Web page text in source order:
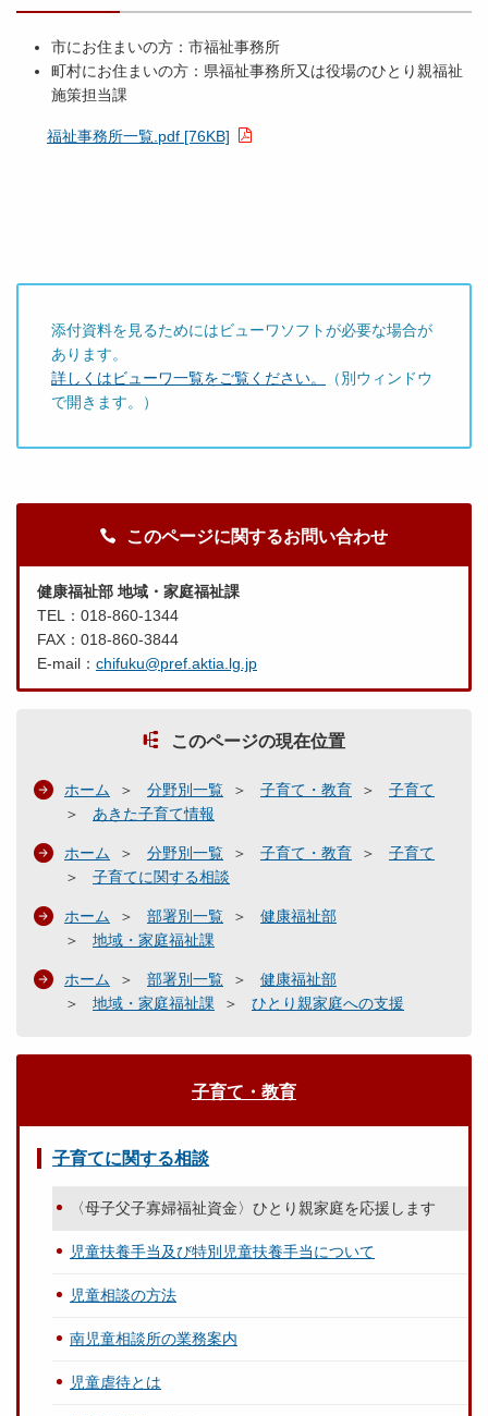
市にお住まいの方：市福祉事務所
町村にお住まいの方：県福祉事務所又は役場のひとり親福祉
施策担当課
福祉事務所一覧.pdf [76KB]
添付資料を見るためにはビューワソフトが必要な場合が
あります。
詳しくはビューワ一覧をご覧ください。
（別ウィンドウ
で開きます。）
このページに関するお問い合わせ
健康福祉部 地域・家庭福祉課
TEL：018-860-1344
FAX：018-860-3844
E-mail： chifuku@pref.aktia.lg.jp
このページの現在位置
ホーム 分野別一覧 子育て・教育
子育て
あきた子育て情報
ホーム 分野別一覧 子育て・教育
子育て
子育てに関する相談
ホーム 部署別一覧
健康福祉部
地域・家庭福祉課
ホーム 部署別一覧
健康福祉部
地域・家庭福祉課
ひとり親家庭への支援
子育て・教育
子育てに関する相談
〈母子父子寡婦福祉資金〉ひとり親家庭を応援します
児童扶養手当及び特別児童扶養手当について
児童相談の方法
南児童相談所の業務案内
児童虐待とは